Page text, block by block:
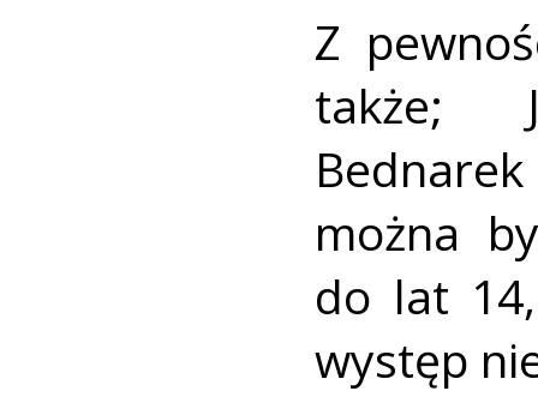
Z
także;
można
do lat
występ